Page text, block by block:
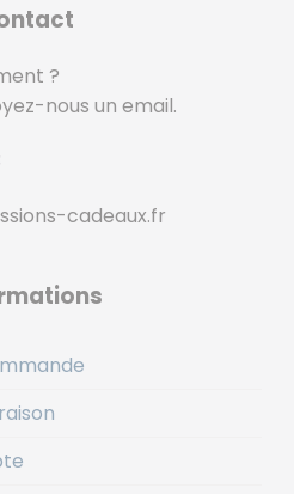
?
nous un email.
cadeaux.fr